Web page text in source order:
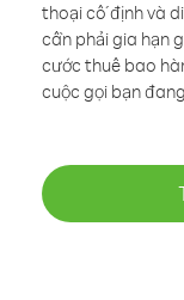
thoại cố định và
cần phải gia hạn
cước thuê bao
cuộc gọi bạn